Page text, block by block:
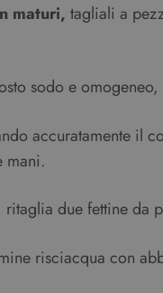
maturi, tagliali a
sodo e
accuratamente il
mani.
due fettine da
risciacqua con